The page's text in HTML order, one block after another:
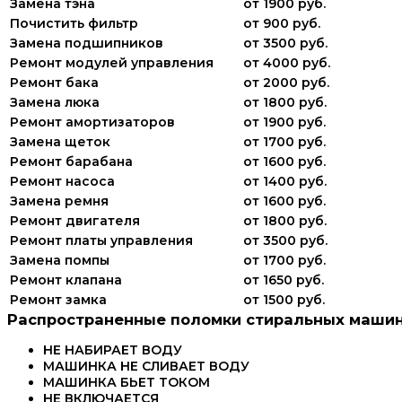
Замена тэна
от 1900 руб.
Почистить фильтр
от 900 руб.
Замена подшипников
от 3500 руб.
Ремонт модулей управления
от 4000 руб.
Ремонт бака
от 2000 руб.
Замена люка
от 1800 руб.
Ремонт амортизаторов
от 1900 руб.
Замена щеток
от 1700 руб.
Ремонт барабана
от 1600 руб.
Ремонт насоса
от 1400 руб.
Замена ремня
от 1600 руб.
Ремонт двигателя
от 1800 руб.
Ремонт платы управления
от 3500 руб.
Замена помпы
от 1700 руб.
Ремонт клапана
от 1650 руб.
Ремонт замка
от 1500 руб.
Распространенные поломки стиральных
НЕ НАБИРАЕТ ВОДУ
МАШИНКА НЕ СЛИВАЕТ ВОДУ
МАШИНКА БЬЕТ ТОКОМ
НЕ ВКЛЮЧАЕТСЯ